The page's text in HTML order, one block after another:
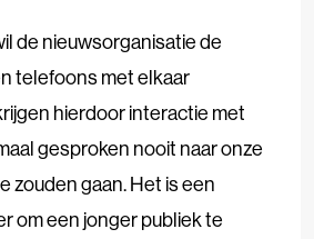
de nieuwsorganisatie de
telefoons met elkaar
hierdoor interactie met
gesproken nooit naar onze
zouden gaan. Het is een
om een jonger publiek te